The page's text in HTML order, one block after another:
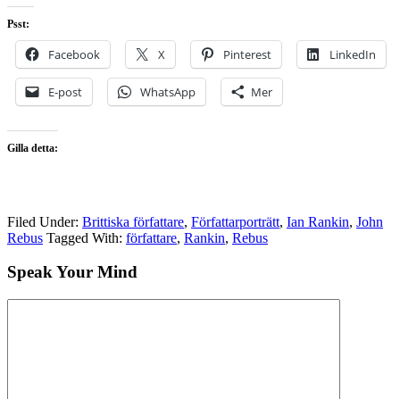
Psst:
Facebook X Pinterest LinkedIn
E-post WhatsApp Mer
Gilla detta:
Filed Under: Brittiska författare, Författarporträtt, Ian Rankin, John
Rebus Tagged With: författare, Rankin, Rebus
Speak Your Mind